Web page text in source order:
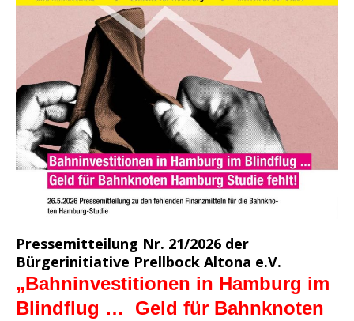
Pressemitteilung Nr. 21/2026 der
Bürgerinitiative Prellbock Altona e.V.
„Bahninvestitionen in Hamburg im
Blindflug … Geld für Bahnknoten